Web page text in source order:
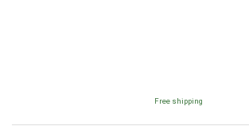
Free shipping